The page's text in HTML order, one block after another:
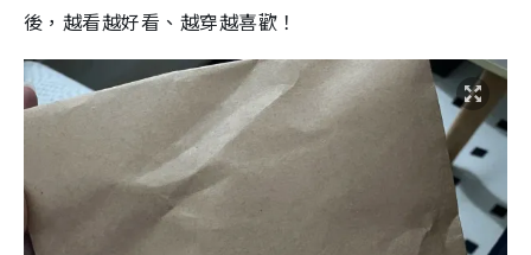
後，越看越好看、越穿越喜歡！